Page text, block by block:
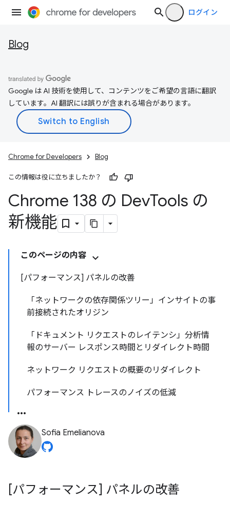
ログイン
Blog
Google は AI 技術を使用して、コンテンツをご希望の言語に翻訳
しています。AI 翻訳には誤りが含まれる場合があります。
Chrome for Developers Blog
この情報は役に立ちましたか？
Chrome 138 の DevTools の
新機能
このページの内容
[パフォーマンス] パネルの改善
「ネットワークの依存関係ツリー」インサイトの事
前接続されたオリジン
「ドキュメント リクエストのレイテンシ」分析情
報のサーバー レスポンス時間とリダイレクト時間
ネットワーク リクエストの概要のリダイレクト
パフォーマンス トレースのノイズの低減
Sofia Emelianova
[パフォーマンス] パネルの改善